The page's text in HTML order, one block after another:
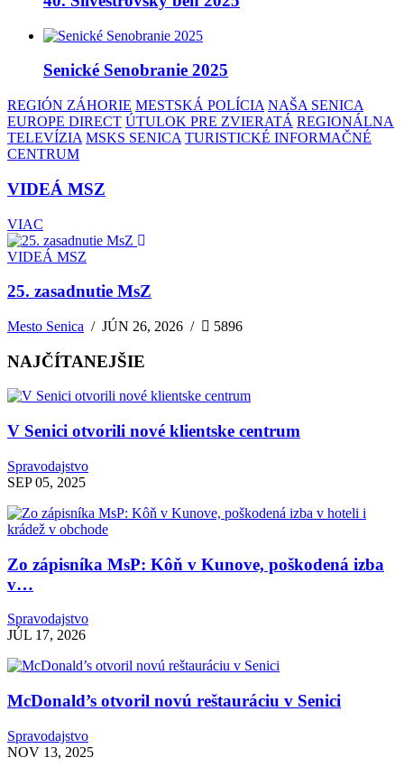
Senické Senobranie 2025
REGIÓN ZÁHORIE MESTSKÁ POLÍCIA NAŠA SENICA
EUROPE DIRECT ÚTULOK PRE ZVIERATÁ REGIONÁLNA
TELEVÍZIA MSKS SENICA TURISTICKÉ INFORMAČNÉ
CENTRUM
VIDEÁ MSZ
VIAC
VIDEÁ MSZ
25. zasadnutie MsZ
Mesto Senica /JÚN 26, 2026 / 5896
NAJČÍTANEJŠIE
V Senici otvorili nové klientske centrum
Spravodajstvo
SEP 05, 2025
Zo zápisníka MsP: Kôň v Kunove, poškodená izba
v…
Spravodajstvo
JÚL 17, 2026
McDonald’s otvoril novú reštauráciu v Senici
Spravodajstvo
NOV 13, 2025